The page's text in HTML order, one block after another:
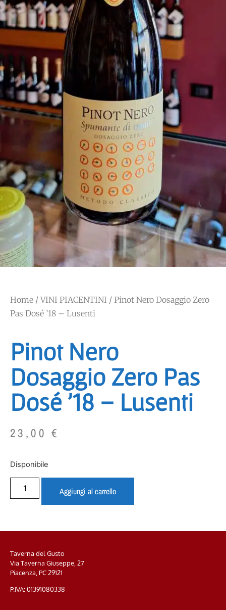
Home /VINI PIACENTINI / Pinot Nero Dosaggio Zero
Pas Dosé ’18 – Lusenti
Pinot Nero
Dosaggio Zero Pas
Dosé ’18 – Lusenti
23,00€
Disponibile
Aggiungi al carrello
Taverna del Gusto
Via Taverna Giuseppe, 27
Piacenza, PC29121
P.IVA: 01391080338